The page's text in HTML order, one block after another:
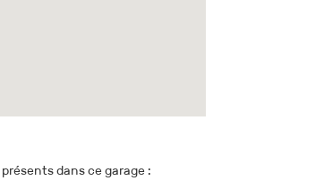
dans ce garage :